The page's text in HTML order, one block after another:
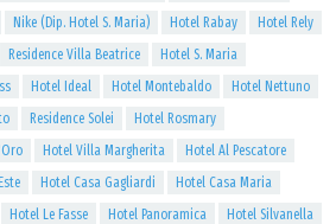
Nike (Dip. Hotel S. Maria) Hotel Rabay
Hotel Rely
Residence Villa Beatrice
Hotel S. Maria
Hotel Ideal Hotel Montebaldo
Hotel Nettuno
Residence Solei
Hotel Rosmary
Hotel Villa Margherita
Hotel Al Pescatore
Hotel Casa Gagliardi
Hotel Casa Maria
Hotel Le Fasse Hotel Panoramica
Hotel Silvanella